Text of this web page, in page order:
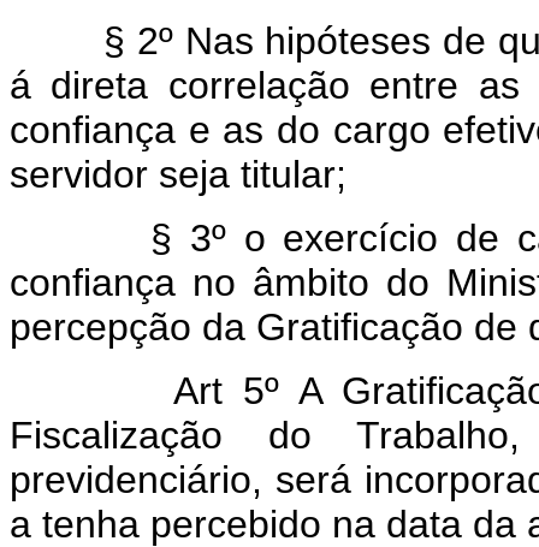
§ 2º Nas hipóteses de
á direta correlação entre
confiança e as do cargo
servidor seja titular;
§ 3º o exercício de
confiança no âmbito do
percepção da Gratificação de
Art 5º A Gratificação
Fiscalização do
previdenciário, será
a tenha percebido na data da